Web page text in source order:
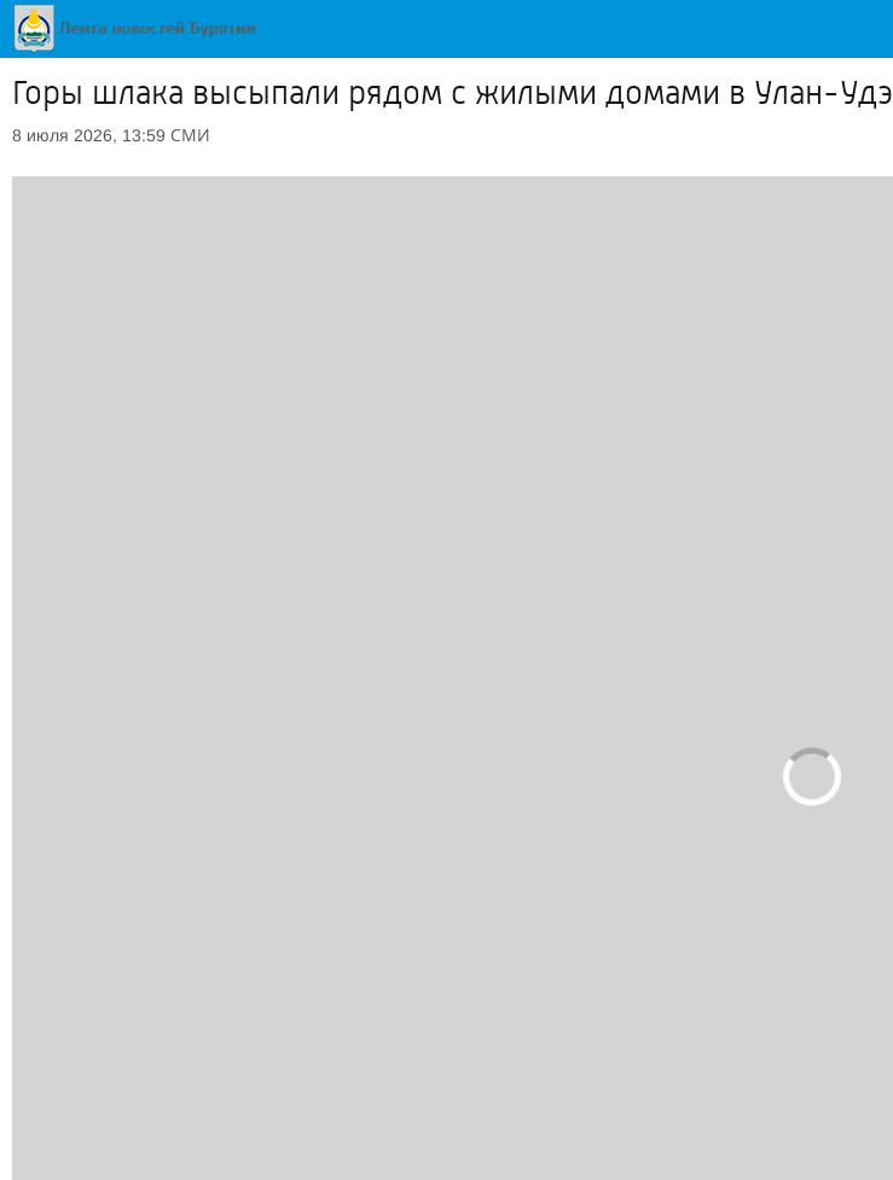
Горы шлака высыпали рядом с жилыми домами в Улан-Удэ
8 июля 2026, 13:59 СМИ